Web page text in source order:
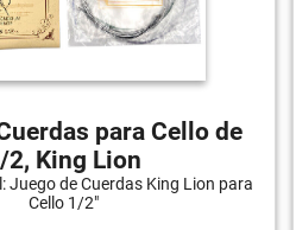
para Cello de
2, King Lion
Juego de Cuerdas King Lion para
Cello 1/2"